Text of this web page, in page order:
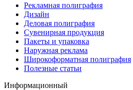
Рекламная полиграфия
Дизайн
Деловая полиграфия
Сувенирная продукция
Пакеты и упаковка
Наружная реклама
Широкоформатная полиграфия
Полезные статьи
Информационный